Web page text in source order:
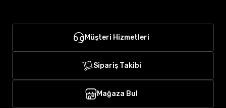
Müşteri Hizmetleri
Sipariş Takibi
Mağaza Bul